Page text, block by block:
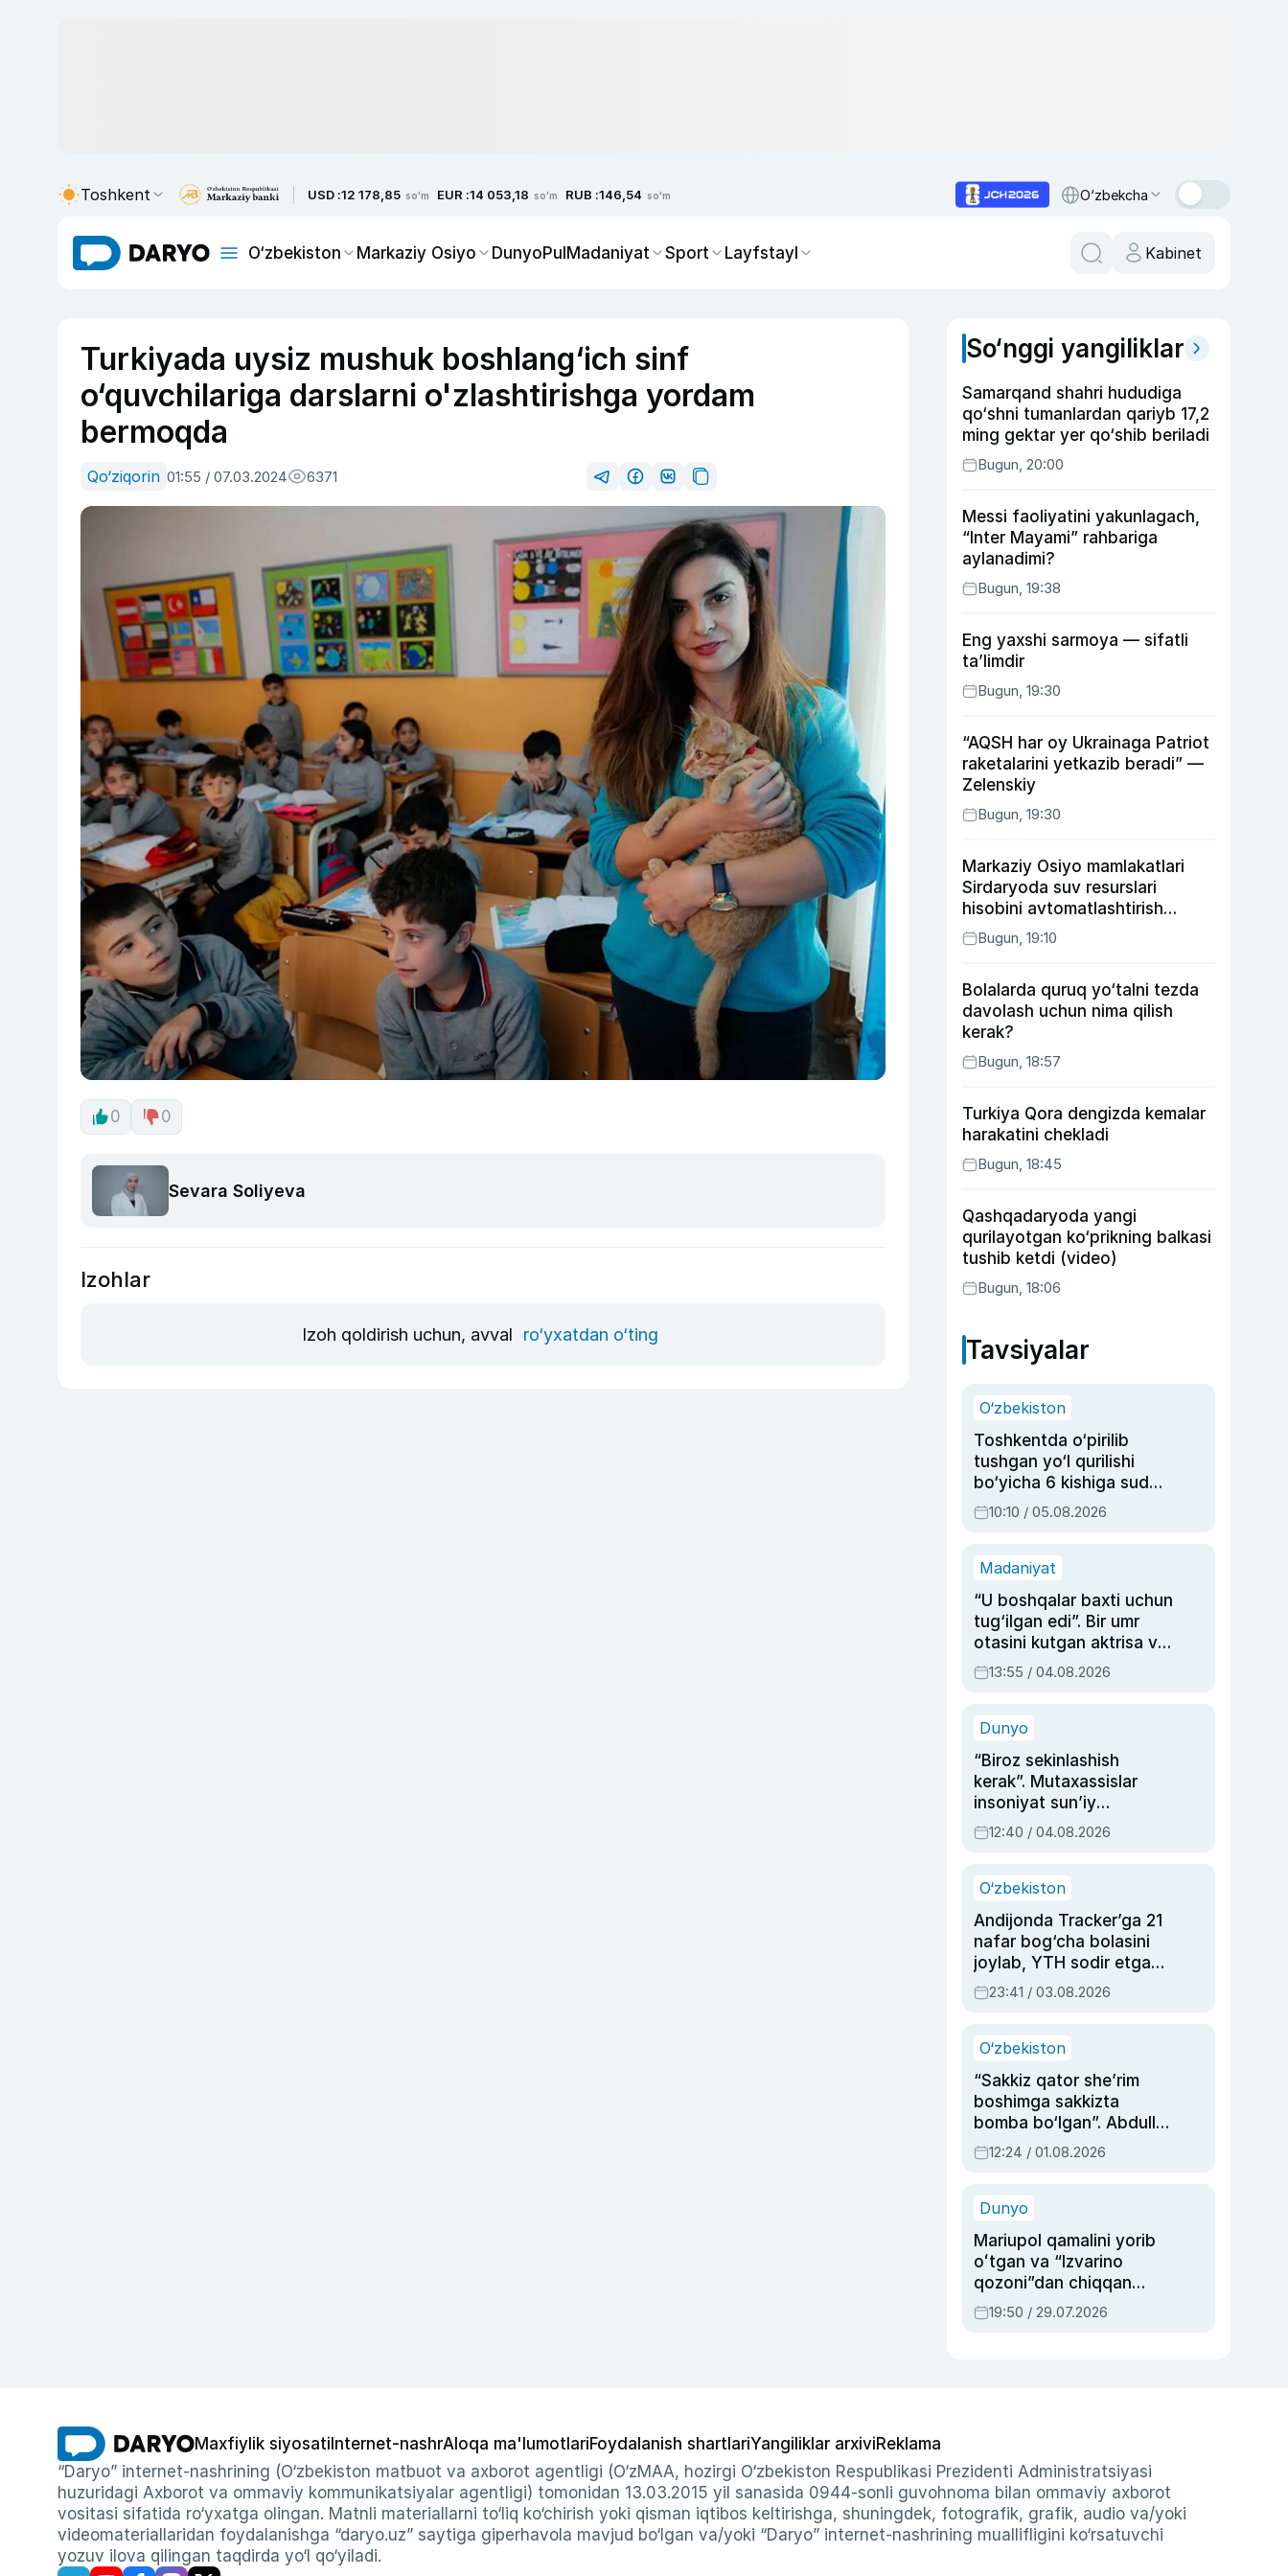
Toshkent USD :12 178,85 so'm EUR :14 053,18 so'm RUB :146,54 so'm O‘zbekcha
O‘zbekiston Markaziy Osiyo DunyoPulMadaniyat Sport Layfstayl Kabinet
Turkiyada uysiz mushuk boshlang‘ich sinf
o‘quvchilariga darslarni o'zlashtirishga yordam
bermoqda
Qo‘ziqorin 01:55 / 07.03.2024 6371
0 0
Sevara Soliyeva
Izohlar
Izoh qoldirish uchun, avval ro‘yxatdan o‘ting
So‘nggi yangiliklar
Samarqand shahri hududiga
qo‘shni tumanlardan qariyb 17,2
ming gektar yer qo‘shib beriladi
Bugun, 20:00
Messi faoliyatini yakunlagach,
“Inter Mayami” rahbariga
aylanadimi?
Bugun, 19:38
Eng yaxshi sarmoya — sifatli
ta’limdir
Bugun, 19:30
“AQSH har oy Ukrainaga Patriot
raketalarini yetkazib beradi” —
Zelenskiy
Bugun, 19:30
Markaziy Osiyo mamlakatlari
Sirdaryoda suv resurslari
hisobini avtomatlashtirish
rejasini ishlab chiqishni
ma’qulladi
Bugun, 19:10
Bolalarda quruq yo‘talni tezda
davolash uchun nima qilish
kerak?
Bugun, 18:57
Turkiya Qora dengizda kemalar
harakatini chekladi
Bugun, 18:45
Qashqadaryoda yangi
qurilayotgan ko‘prikning balkasi
tushib ketdi (video)
Bugun, 18:06
Tavsiyalar
O‘zbekiston
Toshkentda o‘pirilib
tushgan yo‘l qurilishi
bo‘yicha 6 kishiga sud
hukmi o‘qildi
10:10 / 05.08.2026
Madaniyat
“U boshqalar baxti uchun
tug‘ilgan edi”. Bir umr
otasini kutgan aktrisa va
dublyaj ustasi Rimma
Ahmedovaning
13:55 / 04.08.2026
Dunyo
“Biroz sekinlashish
kerak”. Mutaxassislar
insoniyat sun’iy
intellektni boshqara
olmay qolishidan xavotir
12:40 / 04.08.2026
O‘zbekiston
Andijonda Tracker’ga 21
nafar bog‘cha bolasini
joylab, YTH sodir etgan
ayolga sud hukmi o‘qildi
23:41 / 03.08.2026
O‘zbekiston
“Sakkiz qator she’rim
boshimga sakkizta
bomba bo‘lgan”. Abdulla
Oripovni siyosiy
ayblovlardan asrab
12:24 / 01.08.2026
Dunyo
Mariupol qamalini yorib
oʻtgan va “Izvarino
qozoni”dan chiqqan
qahramon — Ukraina
armiyasi bosh
19:50 / 29.07.2026
Maxfiylik siyosati Internet-nashrAloqa ma'lumotlariFoydalanish shartlariYangiliklar arxiviReklama
“Daryo” internet-nashrining (O‘zbekiston matbuot va axborot agentligi (O‘zMAA, hozirgi O‘zbekiston Respublikasi Prezidenti Administratsiyasi
huzuridagi Axborot va ommaviy kommunikatsiyalar agentligi) tomonidan 13.03.2015 yil sanasida 0944-sonli guvohnoma bilan ommaviy axborot
vositasi sifatida ro‘yxatga olingan. Matnli materiallarni to‘liq ko‘chirish yoki qisman iqtibos keltirishga, shuningdek, fotografik, grafik, audio va/yoki
videomateriallaridan foydalanishga “daryo.uz” saytiga giperhavola mavjud bo‘lgan va/yoki “Daryo” internet-nashrining muallifligini ko‘rsatuvchi
yozuv ilova qilingan taqdirda yo‘l qo‘yiladi.